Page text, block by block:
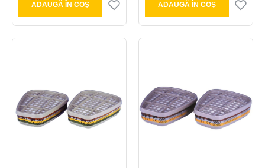
ADAUGĂ ÎN COŞ ADAUGĂ ÎN COŞ